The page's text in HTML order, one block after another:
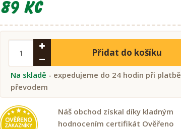
89 Kč
Přidat do košíku
Na skladě - expedujeme do 24 hodin při platbě
převodem
Náš obchod získal díky kladným
hodnocením certifikát Ověřeno